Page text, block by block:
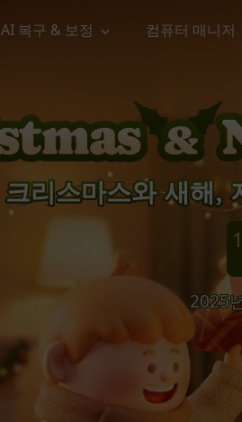
iPhone 데이터 복구
손실된 iPhone/iPad 데이터 복
WhatsApp 데이터 복구
WhatsApp 메시지 복구
AI 복구 & 보정
동영상
복구
오디오
컴퓨터 매니저
Duplicate File Deleter
AI
중복 파일 검색 및 삭제
Tenorshare Cleamio 브랜드
Mac 최적화 및 정밀 클린
사용자 가이드
사용자 가이드 센터
사용 방법 가이드
모든 팁 & 해결 방법
크리스마스와 새해,
2025